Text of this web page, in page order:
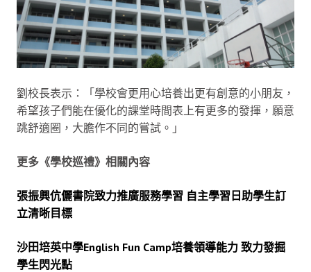
劉校長表示：「學校會更用心培養出更有創意的小朋友，
希望孩子們能在優化的課堂時間表上有更多的發揮，願意
跳舒適圈，大膽作不同的嘗試。」
更多《學校巡禮》相關內容
張振興伉儷書院致力推廣服務學習 自主學習日助學生訂
立清晰目標
沙田培英中學English Fun Camp培養領導能力 致力發掘
學生閃光點